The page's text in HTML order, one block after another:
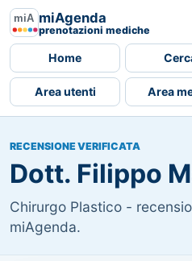
miAgenda
prenotazioni mediche
Home
Area utenti Area
RECENSIONE VERIFICATA
Dott. Filippo
Chirurgo Plastico -
miAgenda.